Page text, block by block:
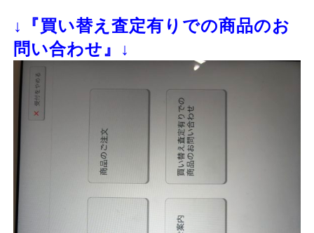
↓『買い替え査定有りでの商品のお
問い合わせ』↓